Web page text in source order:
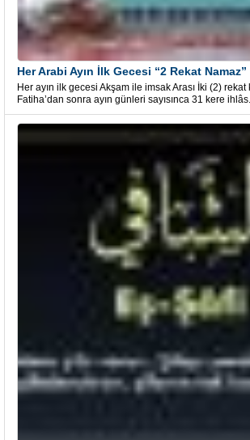
Her ayın ilk gecesi Akşam ile imsak Arası İki (2) rekat
Fatiha’dan sonra ayın günleri sayısınca 31 kere